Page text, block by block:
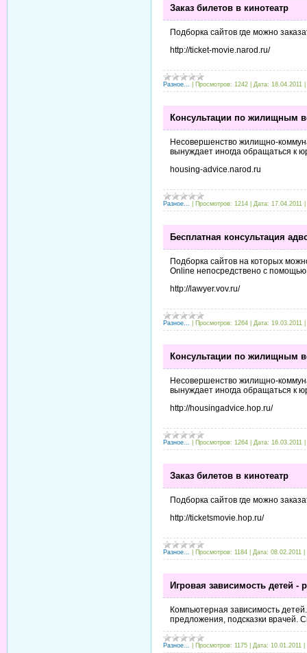
Заказ билетов в кинотеатр
Подборка сайтов где можно
http://ticket-movie.narod.ru/
Разное... Просмотров: 1242 Дата: 18.04.2011
Консультации по жилищным
Несовершенство жилищно-
вынуждает иногда обращаться к
housing-advice.narod.ru
Разное... Просмотров: 1214 Дата: 17.04.2011
Бесплатная консультация
Подборка сайтов на которых
Online непосредствено с
http://lawyer.vov.ru/
Разное... Просмотров: 1264 Дата: 19.03.2011
Консультации по жилищным
Несовершенство жилищно-
вынуждает иногда обращаться к
http://housingadvice.hop.ru/
Разное... Просмотров: 1264 Дата: 16.03.2011
Заказ билетов в кинотеатр
Подборка сайтов где можно
http://ticketsmovie.hop.ru/
Разное... Просмотров: 1184 Дата: 08.02.2011
Игровая зависимость детей -
Компьютерная зависимость
предложения, подсказки врачей.
Разное... Просмотров: 1175 Дата: 10.01.2011